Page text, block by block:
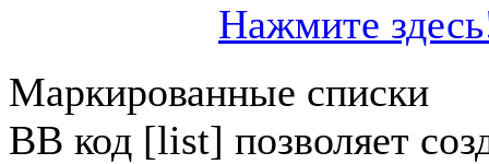
Нажмите
Маркированные списки
BB код [list] позволяет